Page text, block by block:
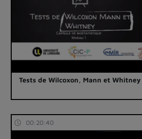
Tests de Wilcoxon, Mann et Whitney
00:20:40